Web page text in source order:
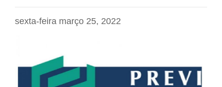
sexta-feira março 25, 2022